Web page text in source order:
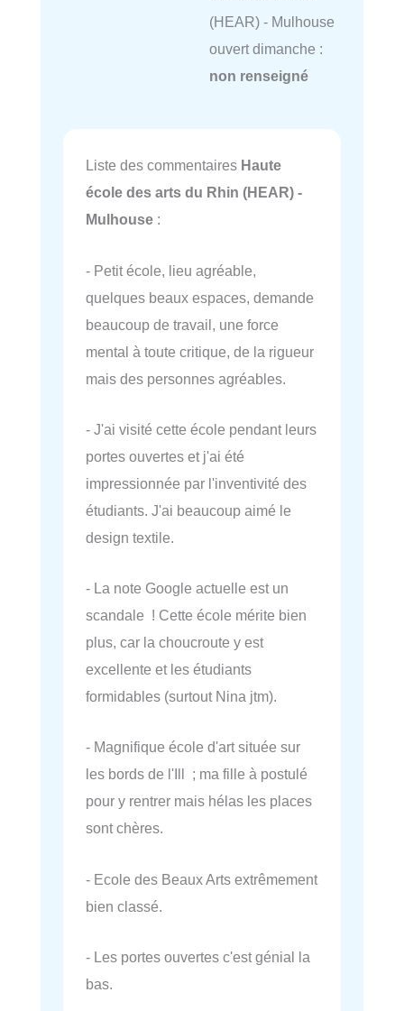
(HEAR) - Mulhouse
ouvert dimanche :
non renseigné
Liste des commentaires Haute
école des arts du Rhin (HEAR) -
Mulhouse :
- Petit école, lieu agréable,
quelques beaux espaces, demande
beaucoup de travail, une force
mental à toute critique, de la rigueur
mais des personnes agréables.
- J'ai visité cette école pendant leurs
portes ouvertes et j'ai été
impressionnée par l'inventivité des
étudiants. J'ai beaucoup aimé le
design textile.
- La note Google actuelle est un
scandale ! Cette école mérite bien
plus, car la choucroute y est
excellente et les étudiants
formidables (surtout Nina jtm).
- Magnifique école d'art située sur
les bords de l'Ill ; ma fille à postulé
pour y rentrer mais hélas les places
sont chères.
- Ecole des Beaux Arts extrêmement
bien classé.
- Les portes ouvertes c'est génial la
bas.